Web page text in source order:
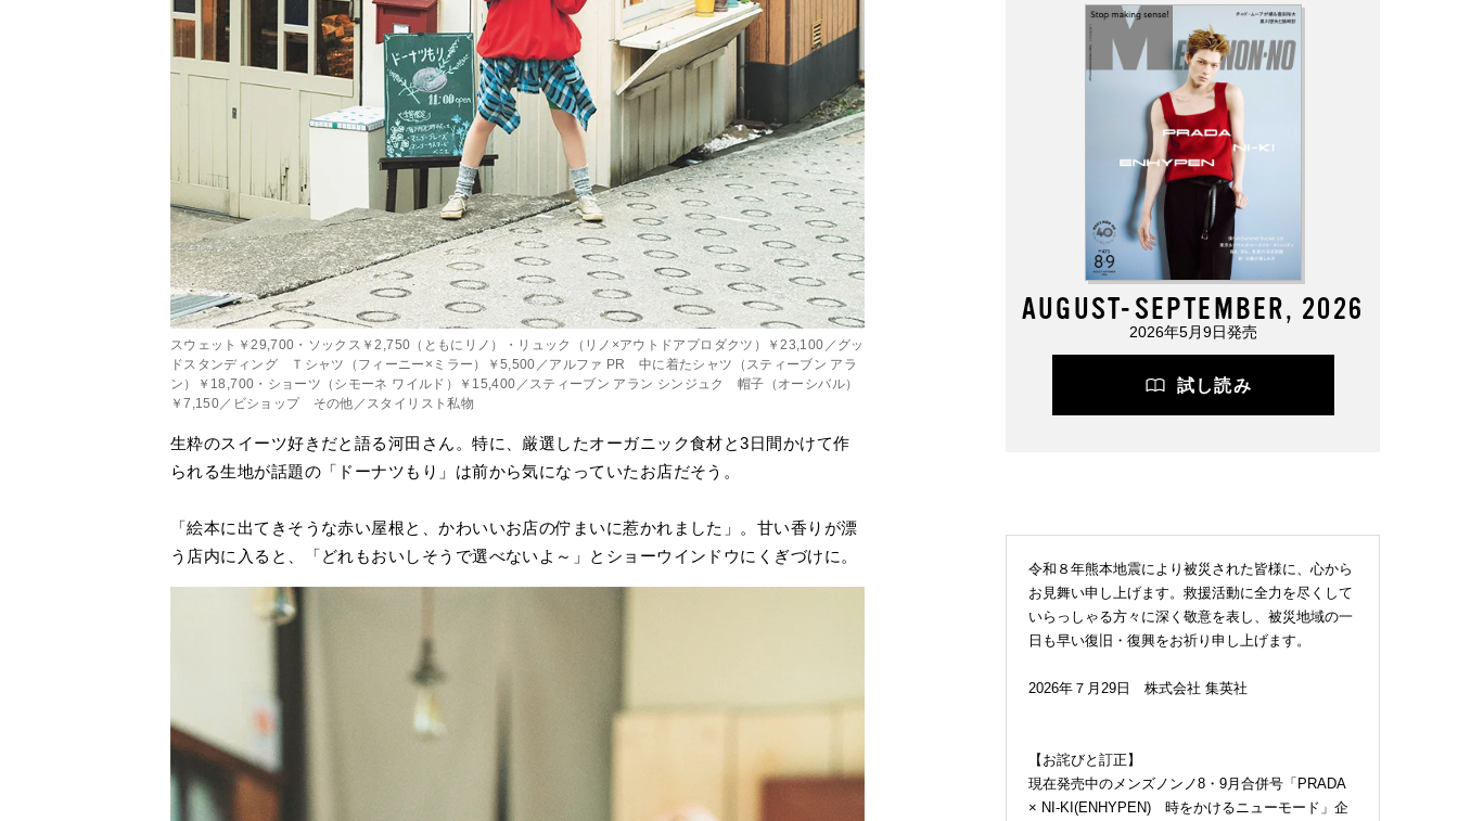
スウェット￥29,700・ソックス￥2,750（ともにリノ）・リュック（リノ×アウトドアプロダクツ）￥23,100／グッ
ドスタンディング Ｔシャツ（フィーニー×ミラー）￥5,500／アルファ PR 中に着たシャツ（スティーブン アラ
ン）￥18,700・ショーツ（シモーネ ワイルド）￥15,400／スティーブン アラン シンジュク 帽子（オーシバル）
￥7,150／ビショップ その他／スタイリスト私物
生粋のスイーツ好きだと語る河田さん。特に、厳選したオーガニック食材と3日間かけて作
られる生地が話題の「ドーナツもり」は前から気になっていたお店だそう。
「絵本に出てきそうな赤い屋根と、かわいいお店の佇まいに惹かれました」。甘い香りが漂
う店内に入ると、「どれもおいしそうで選べないよ～」とショーウインドウにくぎづけに。
AUGUST-SEPTEMBER, 2026
2026年5月9日発売
試し読み
令和８年熊本地震により被災された皆様に、心から
お見舞い申し上げます。救援活動に全力を尽くして
いらっしゃる方々に深く敬意を表し、被災地域の一
日も早い復旧・復興をお祈り申し上げます。
2026年７月29日 株式会社 集英社
【お詫びと訂正】
現在発売中のメンズノンノ8・9月合併号「PRADA
× NI-KI(ENHYPEN) 時をかけるニューモード」企